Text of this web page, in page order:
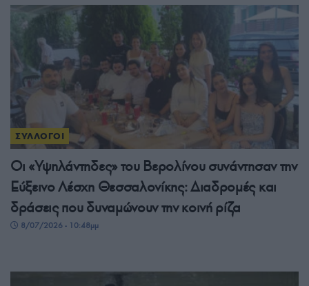
ΣΥΛΛΟΓΟΙ
Οι «Υψηλάντηδες» του Βερολίνου συνάντησαν την
Εύξεινο Λέσχη Θεσσαλονίκης: Διαδρομές και
δράσεις που δυναμώνουν την κοινή ρίζα
8/07/2026 - 10:48μμ